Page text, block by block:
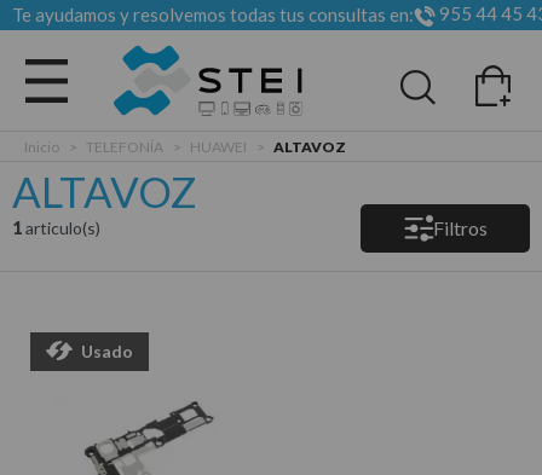
Te ayudamos y resolvemos todas tus consultas en: 955 44 45
Todas las categorias
Inicio > TELEFONÍA > HUAWEI > ALTAVOZ
ALTAVOZ
1articulo(s) Filtros
Usado